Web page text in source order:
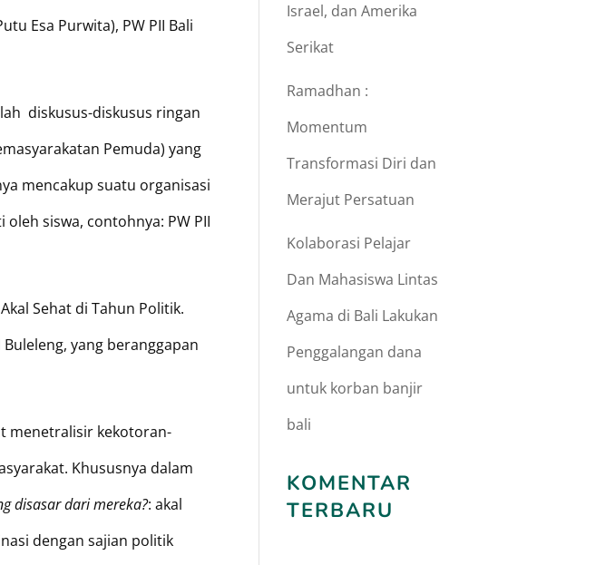
Esa Purwita), PW PII Bali
diskusus-diskusus ringan
Pemuda) yang
mencakup suatu organisasi
siswa, contohnya: PW PII
Sehat di Tahun Politik.
yang beranggapan
menetralisir kekotoran-
Khususnya dalam
disasar dari mereka?: akal
dengan sajian politik
Israel, dan Amerika
Serikat
Ramadhan :
Momentum
Transformasi Diri dan
Merajut Persatuan
Kolaborasi Pelajar
Dan Mahasiswa Lintas
Agama di Bali Lakukan
Penggalangan dana
untuk korban banjir
bali
KOMENTAR
TERBARU